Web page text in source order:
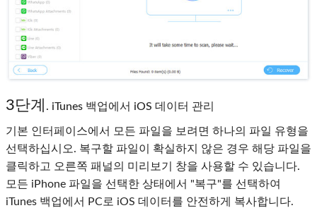
3단계 . iTunes 백업에서 iOS 데이터 관리
기본 인터페이스에서 모든 파일을 보려면 하나의 파일 유형을
선택하십시오. 복구할 파일이 확실하지 않은 경우 해당 파일을
클릭하고 오른쪽 패널의 미리보기 창을 사용할 수 있습니다.
모든 iPhone 파일을 선택한 상태에서 "복구"를 선택하여
iTunes 백업에서 PC로 iOS 데이터를 안전하게 복사합니다.